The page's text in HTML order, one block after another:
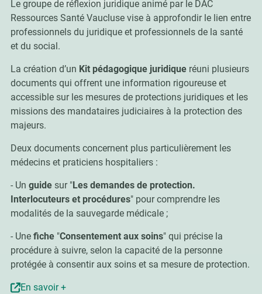
Le groupe de réflexion juridique animé par le DAC
Ressources Santé Vaucluse vise à approfondir le lien entre
professionnels du juridique et professionnels de la santé
et du social.
La création d’un Kit pédagogique juridiqueréuni plusieurs
documents qui offrent une information rigoureuse et
accessible sur les mesures de protections juridiques et les
missions des mandataires judiciaires à la protection des
majeurs.
Deux documents concernent plus particulièrement les
médecins et praticiens hospitaliers :
- Un guidesur "Les demandes de protection.
Interlocuteurs et procédures" pour comprendre les
modalités de la sauvegarde médicale ;
- Une fiche"Consentement aux soins" qui précise la
procédure à suivre, selon la capacité de la personne
protégée à consentir aux soins et sa mesure de protection.
En savoir +